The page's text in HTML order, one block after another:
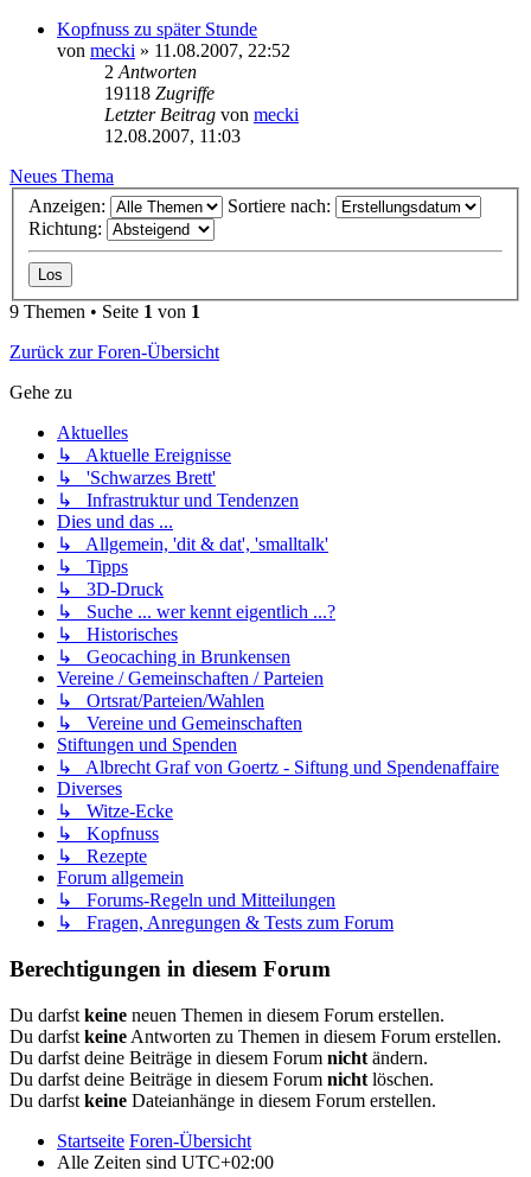
Kopfnuss zu später Stunde
von mecki » 11.08.2007, 22:52
2 Antworten
19118 Zugriffe
Letzter Beitrag von mecki
12.08.2007, 11:03
Neues Thema
Anzeigen:
Sortiere nach:
Richtung:
9 Themen • Seite 1 von 1
Zurück zur Foren-Übersicht
Gehe zu
Aktuelles
↳ Aktuelle Ereignisse
↳ 'Schwarzes Brett'
↳ Infrastruktur und Tendenzen
Dies und das ...
↳ Allgemein, 'dit & dat', 'smalltalk'
↳ Tipps
↳ 3D-Druck
↳ Suche ... wer kennt eigentlich ...?
↳ Historisches
↳ Geocaching in Brunkensen
Vereine / Gemeinschaften / Parteien
↳ Ortsrat/Parteien/Wahlen
↳ Vereine und Gemeinschaften
Stiftungen und Spenden
↳ Albrecht Graf von Goertz - Siftung und Spendenaffaire
Diverses
↳ Witze-Ecke
↳ Kopfnuss
↳ Rezepte
Forum allgemein
↳ Forums-Regeln und Mitteilungen
↳ Fragen, Anregungen & Tests zum Forum
Berechtigungen in diesem Forum
Du darfst keine neuen Themen in diesem Forum erstellen.
Du darfst keine Antworten zu Themen in diesem Forum erstellen.
Du darfst deine Beiträge in diesem Forum nicht ändern.
Du darfst deine Beiträge in diesem Forum nicht löschen.
Du darfst keine Dateianhänge in diesem Forum erstellen.
Startseite Foren-Übersicht
Alle Zeiten sind UTC+02:00